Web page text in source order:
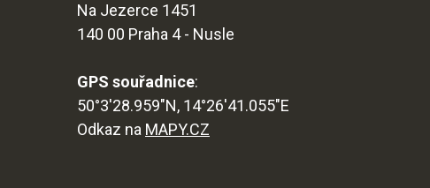
Na Jezerce 1451
140 00 Praha 4 - Nusle
GPS souřadnice:
50°3'28.959"N, 14°26'41.055"E
Odkaz na MAPY.CZ